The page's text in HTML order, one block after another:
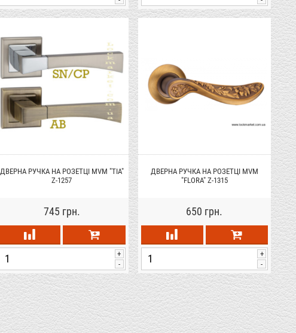
ДВЕРНА РУЧКА НА РОЗЕТЦІ MVM "TIA"
Z-1257
745 грн.
-
+
ДВЕРНА РУЧКА НА РОЗЕТЦІ MVM
"FLORA" Z-1315
650 грн.
-
+